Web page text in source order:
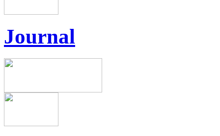
Journal